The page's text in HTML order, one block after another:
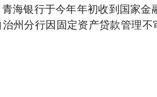
海银行于今年年初收到国家
州分行因固定资产贷款管理